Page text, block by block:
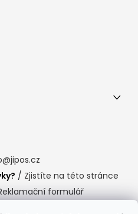
/ Zjistíte na této stránce
formulář